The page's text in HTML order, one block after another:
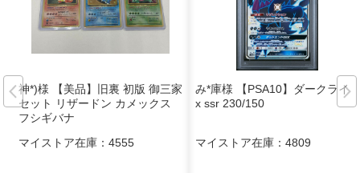
神*)様 【美品】旧裏 初版 御三家
セット リザードン カメックス
フシギバナ
マイストア在庫： 4555
み*庫様 【PSA10】ダークライg
x ssr 230/150
マイストア在庫： 4809